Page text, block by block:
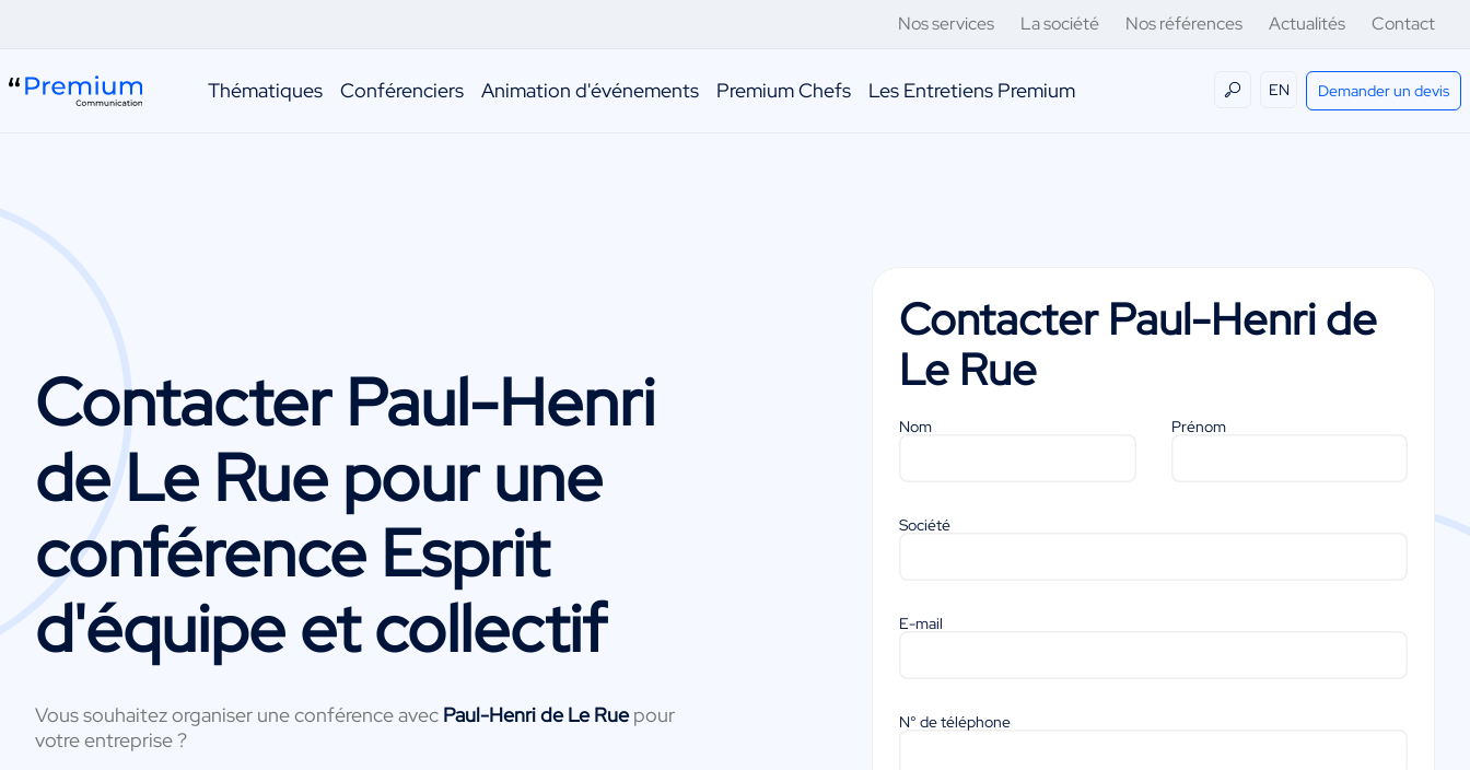
Nos services La société Nos références Actualités Contact
Thématiques Conférenciers Animation d'événements Premium Chefs Les Entretiens Premium EN Demander un devis
Contacter Paul-Henri
de Le Rue pour une
conférence Esprit
d'équipe et collectif
Vous souhaitez organiser une conférence avec Paul-Henri de Le Ruepour
votre entreprise ?
Contacter Paul-Henri de
Le Rue
Nom Prénom
Société
E-mail
N° de téléphone